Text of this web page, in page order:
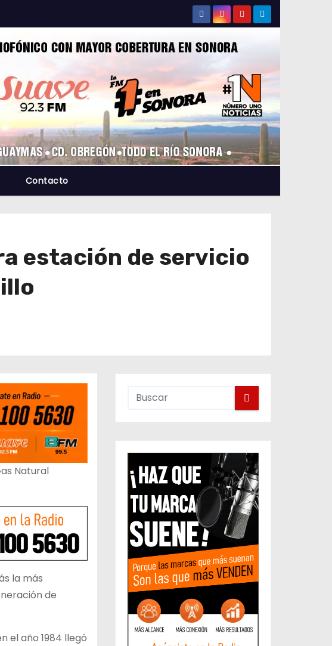
Contacto
estación de servicio
Natural
la más
de
el año 1984 llegó